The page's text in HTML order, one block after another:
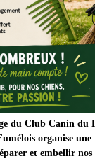
du Club Canin du
organise une
et embellir